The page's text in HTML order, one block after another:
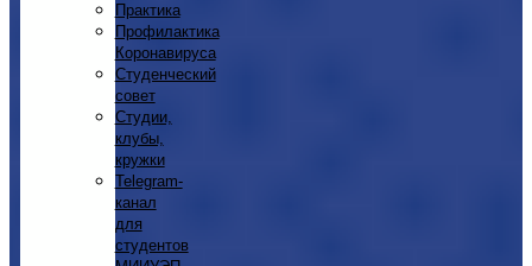
Практика
Профилактика
Коронавируса
Студенческий
совет
Студии,
клубы,
кружки
Telegram-
канал
для
студентов